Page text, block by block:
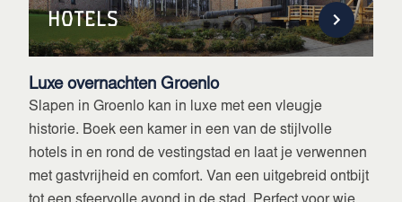
Hotels
Luxe overnachten Groenlo
Slapen in Groenlo kan in luxe met een vleugje
historie. Boek een kamer in een van de stijlvolle
hotels in en rond de vestingstad en laat je verwennen
met gastvrijheid en comfort. Van een uitgebreid ontbijt